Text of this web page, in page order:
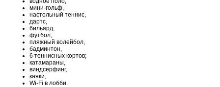
мини-гольф,
настольный теннис,
дартс,
бильярд,
футбол,
пляжный волейбол,
бадминтон,
6 теннисных кортов;
катамараны,
виндсерфинг,
каяки,
Wi-Fi в лобби.